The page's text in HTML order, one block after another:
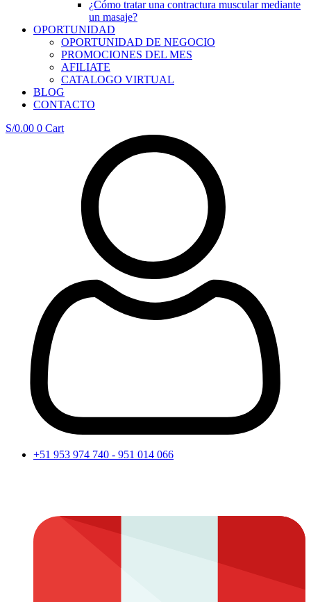
¿Cómo tratar una contractura muscular mediante
un masaje?
OPORTUNIDAD
OPORTUNIDAD DE NEGOCIO
PROMOCIONES DEL MES
AFILIATE
CATALOGO VIRTUAL
BLOG
CONTACTO
S/0.00 0 Cart
+51 953 974 740 - 951 014 066